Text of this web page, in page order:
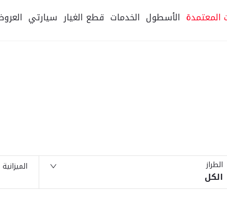
المعتمدة الأسطول الخدمات قطع الغيار سيارتي
الطراز
الكل
الميزانية